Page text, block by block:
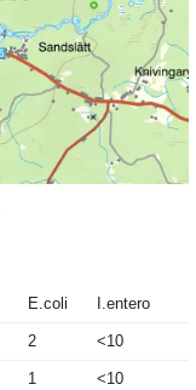
E.coli I.entero
2 <10
1 <10